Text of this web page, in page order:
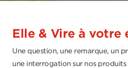
Elle & Vire à votre
Une question, une remarque, un
une interrogation sur nos produits